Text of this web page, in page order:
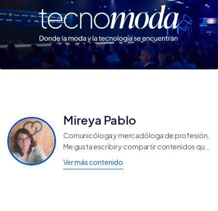
Mireya Pablo
Comunicóloga y mercadóloga de profesión.
Me gusta escribir y compartir contenidos que
ayuden a otros a seguir creciendo y
aprendiendo.
Ver más contenido